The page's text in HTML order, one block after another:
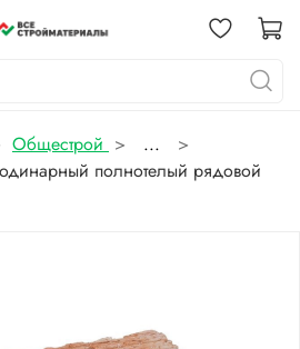
Общестрой
...
полнотелый рядовой